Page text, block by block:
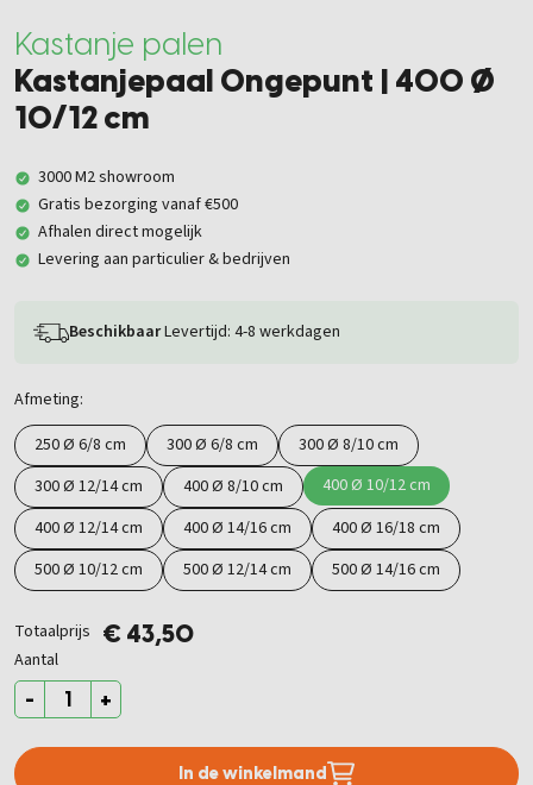
Kastanje palen
Kastanjepaal Ongepunt | 400 Ø
10/12 cm
3000 M2 showroom
Gratis bezorging vanaf €500
Afhalen direct mogelijk
Levering aan particulier & bedrijven
BeschikbaarLevertijd: 4-8 werkdagen
Afmeting:
250 Ø 6/8 cm
300 Ø 6/8 cm
300 Ø 8/10 cm
300 Ø 12/14 cm
400 Ø 8/10 cm
400 Ø 10/12 cm
400 Ø 12/14 cm
400 Ø 14/16 cm
400 Ø 16/18 cm
500 Ø 10/12 cm
500 Ø 12/14 cm 500 Ø 14/16 cm
Totaalprijs € 43,50
Aantal
- +
In de winkelmand